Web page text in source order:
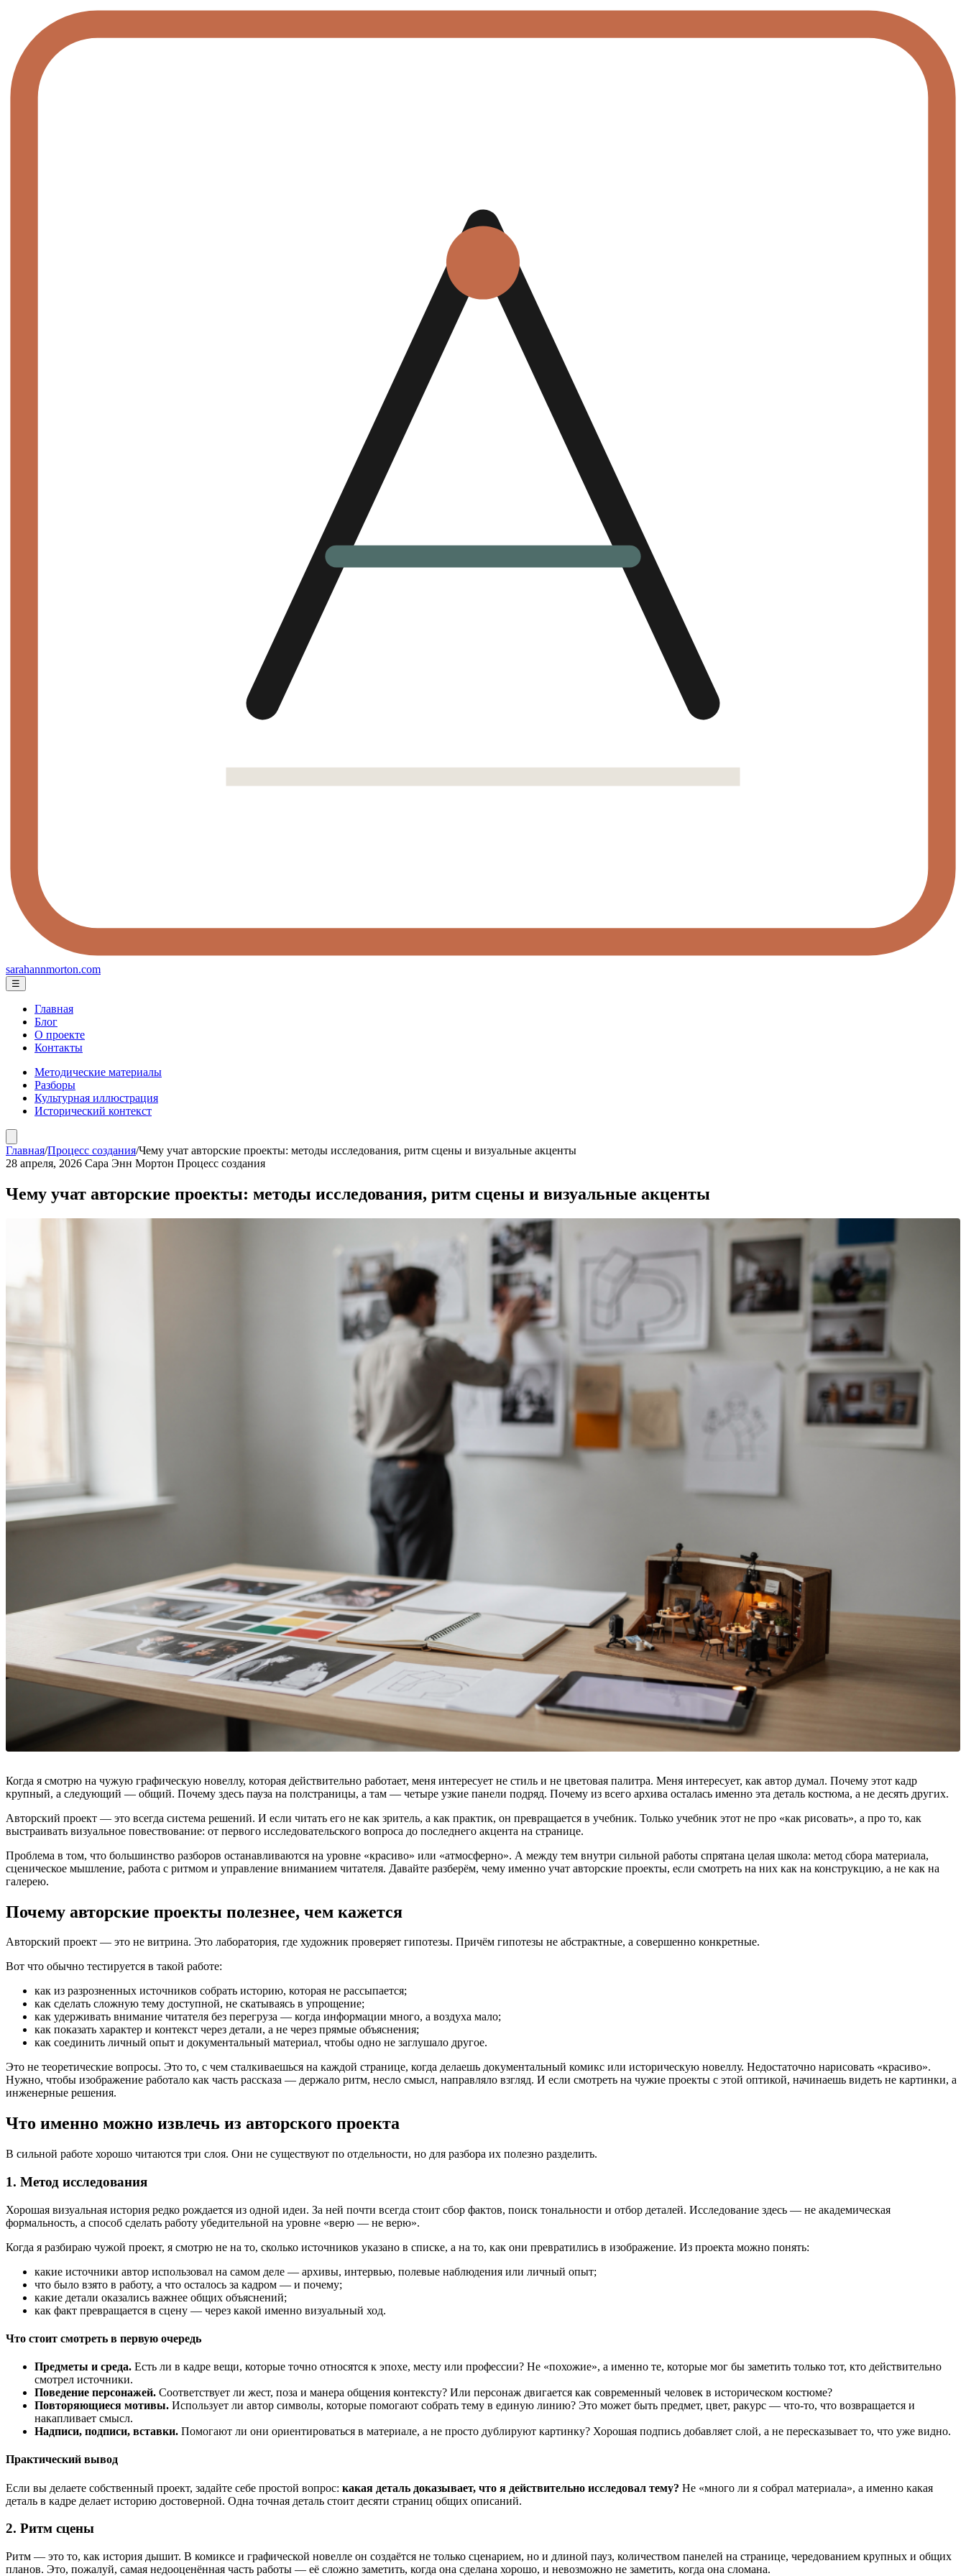
sarahannmorton.com
☰
Главная
Блог
О проекте
Контакты
Методические материалы
Разборы
Культурная иллюстрация
Исторический контекст
Главная/Процесс создания/Чему учат авторские проекты: методы исследования, ритм сцены и визуальные акценты
28 апреля, 2026 Сара Энн Мортон Процесс создания
Чему учат авторские проекты: методы исследования, ритм сцены и визуальные акценты
Когда я смотрю на чужую графическую новеллу, которая действительно работает, меня интересует не стиль и не цветовая палитра. Меня интересует, как автор думал. Почему этот кадр
крупный, а следующий — общий. Почему здесь пауза на полстраницы, а там — четыре узкие панели подряд. Почему из всего архива осталась именно эта деталь костюма, а не десять других.
Авторский проект — это всегда система решений. И если читать его не как зритель, а как практик, он превращается в учебник. Только учебник этот не про «как рисовать», а про то, как
выстраивать визуальное повествование: от первого исследовательского вопроса до последнего акцента на странице.
Проблема в том, что большинство разборов останавливаются на уровне «красиво» или «атмосферно». А между тем внутри сильной работы спрятана целая школа: метод сбора материала,
сценическое мышление, работа с ритмом и управление вниманием читателя. Давайте разберём, чему именно учат авторские проекты, если смотреть на них как на конструкцию, а не как на
галерею.
Почему авторские проекты полезнее, чем кажется
Авторский проект — это не витрина. Это лаборатория, где художник проверяет гипотезы. Причём гипотезы не абстрактные, а совершенно конкретные.
Вот что обычно тестируется в такой работе:
как из разрозненных источников собрать историю, которая не рассыпается;
как сделать сложную тему доступной, не скатываясь в упрощение;
как удерживать внимание читателя без перегруза — когда информации много, а воздуха мало;
как показать характер и контекст через детали, а не через прямые объяснения;
как соединить личный опыт и документальный материал, чтобы одно не заглушало другое.
Это не теоретические вопросы. Это то, с чем сталкиваешься на каждой странице, когда делаешь документальный комикс или историческую новеллу. Недостаточно нарисовать «красиво».
Нужно, чтобы изображение работало как часть рассказа — держало ритм, несло смысл, направляло взгляд. И если смотреть на чужие проекты с этой оптикой, начинаешь видеть не картинки, а
инженерные решения.
Что именно можно извлечь из авторского проекта
В сильной работе хорошо читаются три слоя. Они не существуют по отдельности, но для разбора их полезно разделить.
1. Метод исследования
Хорошая визуальная история редко рождается из одной идеи. За ней почти всегда стоит сбор фактов, поиск тональности и отбор деталей. Исследование здесь — не академическая
формальность, а способ сделать работу убедительной на уровне «верю — не верю».
Когда я разбираю чужой проект, я смотрю не на то, сколько источников указано в списке, а на то, как они превратились в изображение. Из проекта можно понять:
какие источники автор использовал на самом деле — архивы, интервью, полевые наблюдения или личный опыт;
что было взято в работу, а что осталось за кадром — и почему;
какие детали оказались важнее общих объяснений;
как факт превращается в сцену — через какой именно визуальный ход.
Что стоит смотреть в первую очередь
Предметы и среда. Есть ли в кадре вещи, которые точно относятся к эпохе, месту или профессии? Не «похожие», а именно те, которые мог бы заметить только тот, кто действительно
смотрел источники.
Поведение персонажей. Соответствует ли жест, поза и манера общения контексту? Или персонаж двигается как современный человек в историческом костюме?
Повторяющиеся мотивы. Использует ли автор символы, которые помогают собрать тему в единую линию? Это может быть предмет, цвет, ракурс — что-то, что возвращается и
накапливает смысл.
Надписи, подписи, вставки. Помогают ли они ориентироваться в материале, а не просто дублируют картинку? Хорошая подпись добавляет слой, а не пересказывает то, что уже видно.
Практический вывод
Если вы делаете собственный проект, задайте себе простой вопрос: какая деталь доказывает, что я действительно исследовал тему? Не «много ли я собрал материала», а именно какая
деталь в кадре делает историю достоверной. Одна точная деталь стоит десяти страниц общих описаний.
2. Ритм сцены
Ритм — это то, как история дышит. В комиксе и графической новелле он создаётся не только сценарием, но и длиной пауз, количеством панелей на странице, чередованием крупных и общих
планов. Это, пожалуй, самая недооценённая часть работы — её сложно заметить, когда она сделана хорошо, и невозможно не заметить, когда она сломана.